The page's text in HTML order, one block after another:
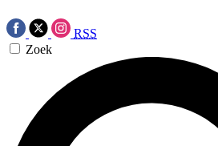
RSS
Zoek